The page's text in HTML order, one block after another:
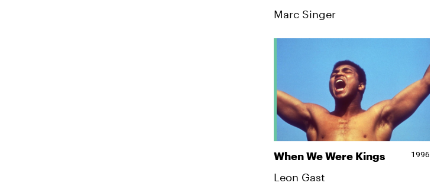
Marc Singer
When We Were Kings 1996
Leon Gast